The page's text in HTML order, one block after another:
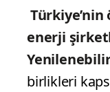
enerji
birlikleri